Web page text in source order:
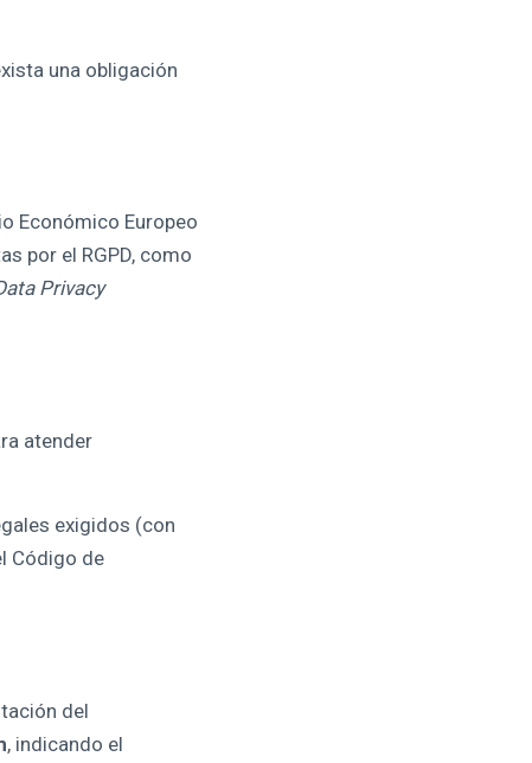
una obligación
Económico Europeo
por el RGPD, como
Privacy
atender
exigidos (con
Código de
del
, indicando el